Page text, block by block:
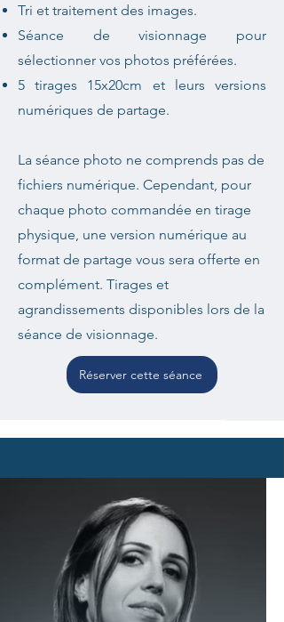
Tri et traitement des images.
Séance de visionnage pour
sélectionner vos photos préférées.
5 tirages 15x20cm et leurs versions
numériques de partage.
La séance photo ne comprends pas de
fichiers numérique. Cependant, pour
chaque photo commandée en tirage
physique, une version numérique au
format de partage vous sera offerte en
complément. Tirages et
agrandissements disponibles lors de la
séance de visionnage.
Réserver cette séance